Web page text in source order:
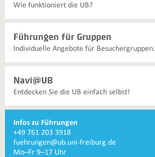
Wie funktioniert die UB?
Führungen für Gruppen
Individuelle Angebote für Besuchergruppen.
Navi@UB
Entdecken Sie die UB einfach selbst!
Informationen
und
Kontakte
Infos zu Führungen
Telefonnummer
Infos
zu
+49 761 203 3918
E-
Mail
fuehrungen@ub.uni-freiburg.de
Servicezeiten
Mo–Fr 9–17 Uhr